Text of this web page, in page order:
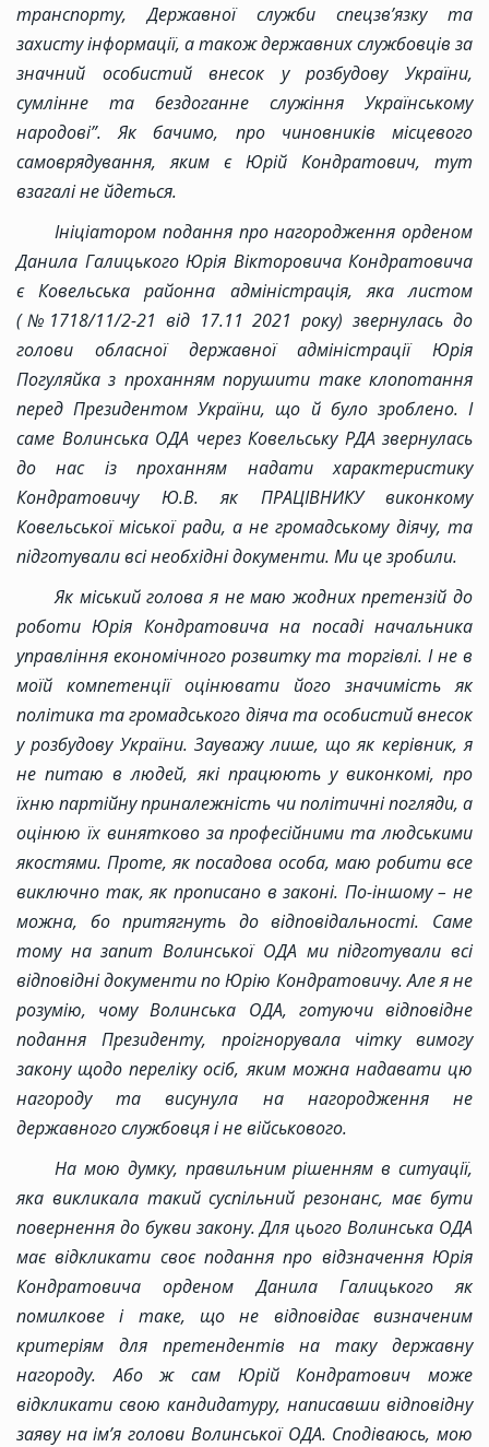
транспорту, Державної служби спецзв’язку та
захисту інформації, а також державних службовців за
значний особистий внесок у розбудову України,
сумлінне та бездоганне служіння Українському
народові”. Як бачимо, про чиновників місцевого
самоврядування, яким є Юрій Кондратович, тут
взагалі не йдеться.
Ініціатором подання про нагородження орденом
Данила Галицького Юрія Вікторовича Кондратовича
є Ковельська районна адміністрація, яка листом
(№1718/11/2-21 від 17.11 2021 року) звернулась до
голови обласної державної адміністрації Юрія
Погуляйка з проханням порушити таке клопотання
перед Президентом України, що й було зроблено. І
саме Волинська ОДА через Ковельську РДА звернулась
до нас із проханням надати характеристику
Кондратовичу Ю.В. як ПРАЦІВНИКУ виконкому
Ковельської міської ради, а не громадському діячу, та
підготували всі необхідні документи. Ми це зробили.
Як міський голова я не маю жодних претензій до
роботи Юрія Кондратовича на посаді начальника
управління економічного розвитку та торгівлі. І не в
моїй компетенції оцінювати його значимість як
політика та громадського діяча та особистий внесок
у розбудову України. Зауважу лише, що як керівник, я
не питаю в людей, які працюють у виконкомі, про
їхню партійну приналежність чи політичні погляди, а
оцінюю їх винятково за професійними та людськими
якостями. Проте, як посадова особа, маю робити все
виключно так, як прописано в законі. По-іншому – не
можна, бо притягнуть до відповідальності. Саме
тому на запит Волинської ОДА ми підготували всі
відповідні документи по Юрію Кондратовичу. Але я не
розумію, чому Волинська ОДА, готуючи відповідне
подання Президенту, проігнорувала чітку вимогу
закону щодо переліку осіб, яким можна надавати цю
нагороду та висунула на нагородження не
державного службовця і не військового.
На мою думку, правильним рішенням в ситуації,
яка викликала такий суспільний резонанс, має бути
повернення до букви закону. Для цього Волинська ОДА
має відкликати своє подання про відзначення Юрія
Кондратовича орденом Данила Галицького як
помилкове і таке, що не відповідає визначеним
критеріям для претендентів на таку державну
нагороду. Або ж сам Юрій Кондратович може
відкликати свою кандидатуру, написавши відповідну
заяву на ім’я голови Волинської ОДА. Сподіваюсь, мою